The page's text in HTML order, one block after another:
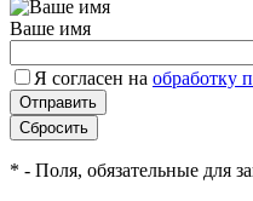
Ваше имя
Я согласен на обработку
* - Поля, обязательные для